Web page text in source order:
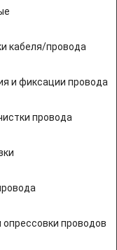
кабеля/провода
и фиксации провода
провода
опрессовки проводов